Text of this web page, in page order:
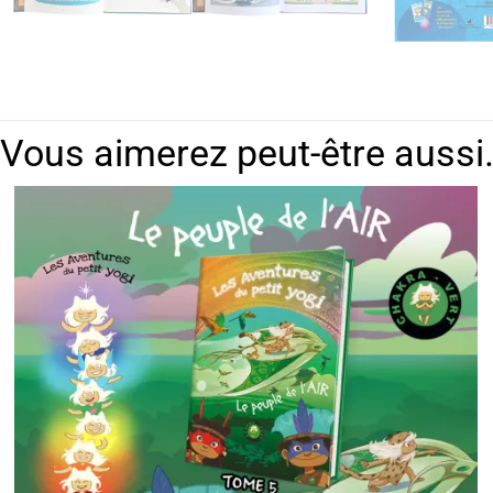
Vous aimerez peut-être